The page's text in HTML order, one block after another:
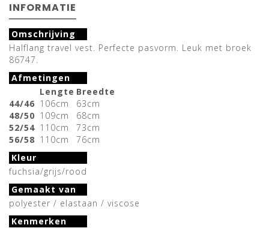
INFORMATIE
Omschrijving
Halflang travel vest. Perfecte pasvorm. Leuk met broek
86747.
Afmetingen
Lengte Breedte
44/46 106cm
63cm
48/50 109cm
68cm
52/54 110cm
73cm
56/58 110cm
76cm
Kleur
fuchsia/grijs/rood
Gemaakt van
polyester / elastaan / viscose
Kenmerken